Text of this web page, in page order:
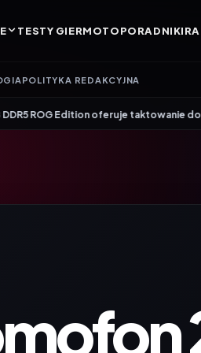
TESTY GIERMOTOPORADNIKI
POLITYKA REDAKCYJNA
oferuje taktowanie do 8600 MT/s•